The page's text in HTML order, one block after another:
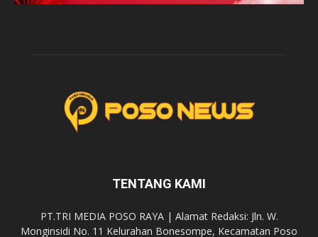
TENTANG KAMI
PT.TRI MEDIA POSO RAYA | Alamat Redaksi: Jln. W.
Monginsidi No. 11 Kelurahan Bonesompe, Kecamatan Poso